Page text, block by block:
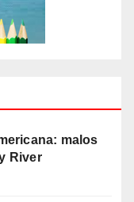
malos
River